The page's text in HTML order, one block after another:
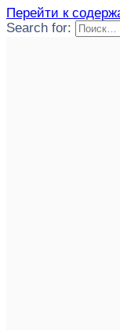
Перейти к
Search for: